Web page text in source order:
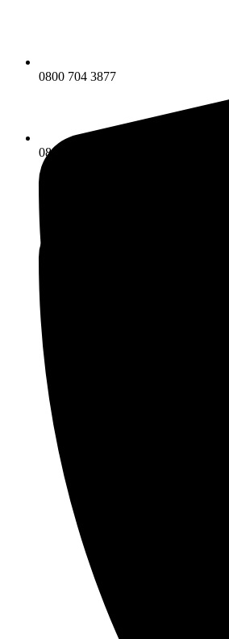
0800 704 3877
0800 704 3877